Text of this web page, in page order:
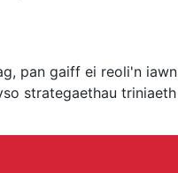
pan gaiff ei reoli'n iawn
strategaethau triniaeth